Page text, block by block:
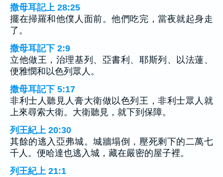
撒母耳記上 28:25
擺在掃羅和他僕人面前。他們吃完，當夜就起身走
了。
撒母耳記下 2:9
立他做王，治理基列、亞書利、耶斯列、以法蓮、
便雅憫和以色列眾人。
撒母耳記下 5:17
非利士人聽見人膏大衛做以色列王，非利士眾人就
上來尋索大衛。大衛聽見，就下到保障。
列王紀上 20:30
其餘的逃入亞弗城。城牆塌倒，壓死剩下的二萬七
千人。便哈達也逃入城，藏在嚴密的屋子裡。
列王紀上 21:1